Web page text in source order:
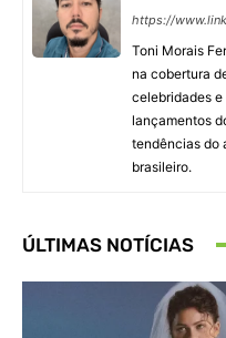
https://
Toni Morais
na cobertura
celebridades e
lançamentos
tendências do
brasileiro.
ÚLTIMAS NOTÍCIAS